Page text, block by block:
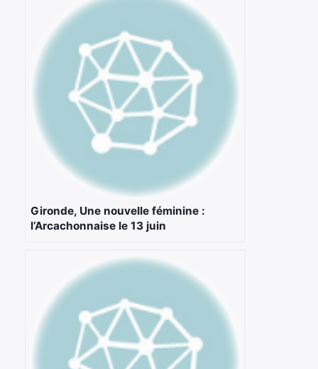
Gironde, Une nouvelle féminine :
l’Arcachonnaise le 13 juin